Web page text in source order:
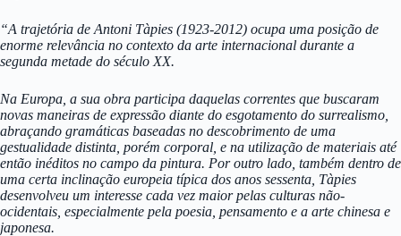
“A trajetória de Antoni Tàpies (1923-2012) ocupa uma posição de
enorme relevância no contexto da arte internacional durante a
segunda metade do século XX.
Na Europa, a sua obra participa daquelas correntes que buscaram
novas maneiras de expressão diante do esgotamento do surrealismo,
abraçando gramáticas baseadas no descobrimento de uma
gestualidade distinta, porém corporal, e na utilização de materiais até
então inéditos no campo da pintura. Por outro lado, também dentro de
uma certa inclinação europeia típica dos anos sessenta, Tàpies
desenvolveu um interesse cada vez maior pelas culturas não-
ocidentais, especialmente pela poesia, pensamento e a arte chinesa e
japonesa.